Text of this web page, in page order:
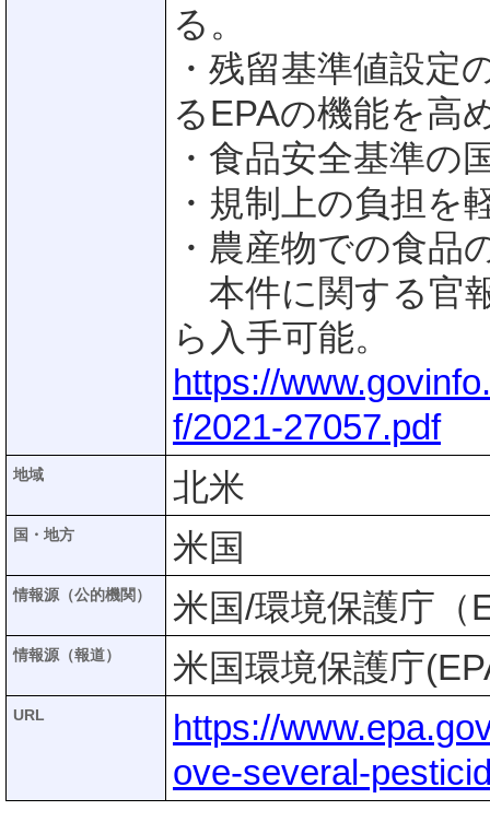
る。
・残留基準値設定
るEPAの機能を高
・食品安全基準の
・規制上の負担を
・農産物での食品
本件に関する官
ら入手可能。
https://
f/2021-27057.pdf
地域 北米
国・地方 米国
情報源（公的機関） 米国/環境保護庁（
情報源（報道） 米国環境保護庁
URL
https://
ove-several-